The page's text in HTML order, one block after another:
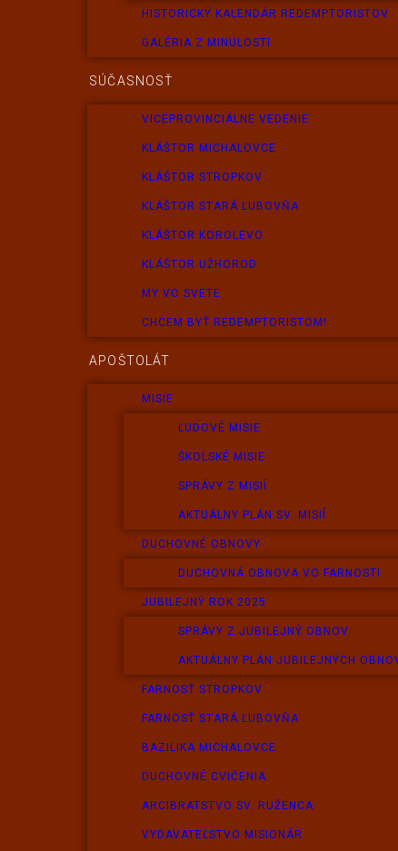
HISTORICKÝ KALENDÁR REDEMPTORISTOV
GALÉRIA Z MINULOSTI
SÚČASNOSŤ
VICEPROVINCIÁLNE VEDENIE
KLÁŠTOR MICHALOVCE
KLÁŠTOR STROPKOV
KLÁŠTOR STARÁ ĽUBOVŇA
KLÁŠTOR KOROLEVO
KLÁŠTOR UŽHOROD
MY VO SVETE
CHCEM BYŤ REDEMPTORISTOM!
APOŠTOLÁT
MISIE
ĽUDOVÉ MISIE
ŠKOLSKÉ MISIE
SPRÁVY Z MISIÍ
AKTUÁLNY PLÁN SV. MISIÍ
DUCHOVNÉ OBNOVY
DUCHOVNÁ OBNOVA VO FARNOSTI
JUBILEJNÝ ROK 2025
SPRÁVY Z JUBILEJNÝ OBNOV
AKTUÁLNY PLÁN JUBILEJNÝCH
FARNOSŤ STROPKOV
FARNOSŤ STARÁ ĽUBOVŇA
BAZILIKA MICHALOVCE
DUCHOVNÉ CVIČENIA
ARCIBRATSTVO SV. RUŽENCA
VYDAVATEĽSTVO MISIONÁR